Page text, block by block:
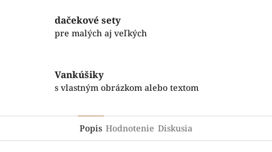
dačekové sety
pre malých aj veľkých
Vankúšiky
s vlastným obrázkom alebo textom
Popis Hodnotenie Diskusia